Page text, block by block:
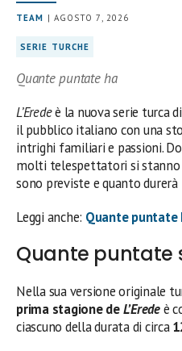
TEAM | AGOSTO 7, 2026
SERIE TURCHE
Quante puntate ha
L’Eredeè la nuova serie turca
il pubblico italiano con una
intrighi familiari e passioni.
molti telespettatori si stanno
sono previste e quanto
Leggi anche: Quante puntate
Quante puntate
Nella sua versione originale
prima stagione deL’Eredeè
ciascuno della durata di circa